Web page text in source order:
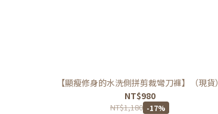
【顯瘦修身的水洗側拼剪裁彎刀褲】（現貨）
NT$980
NT$1,180 -17%